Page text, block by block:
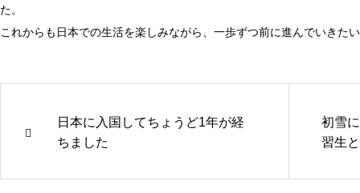
た。
これからも日本での生活を楽しみながら、一歩ずつ前に進んでいきた
日本に入国してちょうど1年が経
ちました
初雪
習生